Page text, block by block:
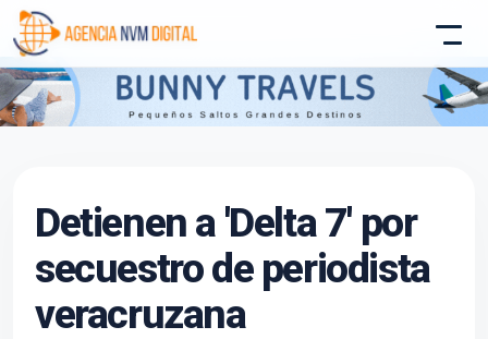
Detienen a 'Delta 7' por
secuestro de periodista
veracruzana
Asistente conectado